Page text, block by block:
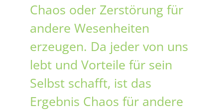
Chaos oder Zerstörung für
andere Wesenheiten
erzeugen. Da jeder von uns
lebt und Vorteile für sein
Selbst schafft, ist das
Ergebnis Chaos für andere